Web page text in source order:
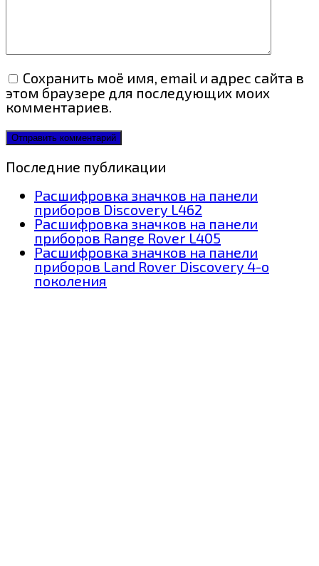
Сохранить моё имя, email и адрес сайта в
этом браузере для последующих моих
комментариев.
Последние публикации
Расшифровка значков на панели
приборов Discovery L462
Расшифровка значков на панели
приборов Range Rover L405
Расшифровка значков на панели
приборов Land Rover Discovery 4-о
поколения